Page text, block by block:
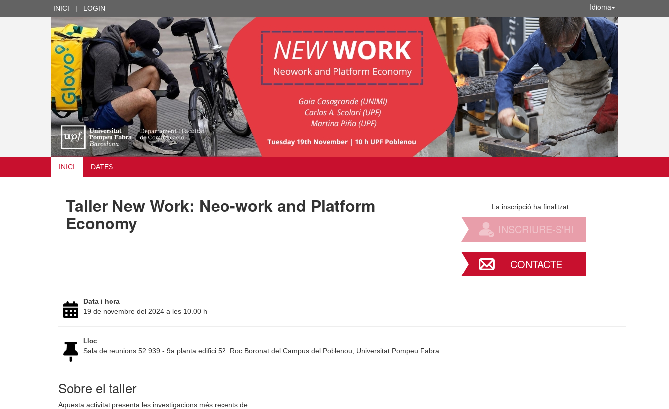
INICI | LOGIN Idioma
INICI DATES
Taller New Work: Neo-work and Platform
Economy
La inscripció ha finalitzat.
INSCRIURE-S'HI
CONTACTE
Data i hora
19 de novembre del 2024 a les 10.00 h
Lloc
Sala de reunions 52.939 - 9a planta edifici 52. Roc Boronat del Campus del Poblenou, Universitat Pompeu Fabra
Sobre el taller
Aquesta activitat presenta les investigacions més recents de: